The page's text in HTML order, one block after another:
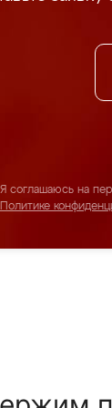
Я соглашаюсь на
Политике